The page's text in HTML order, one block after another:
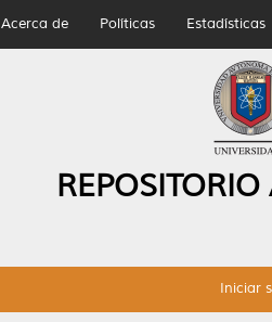
Acerca de Políticas Estadísticas
Iniciar